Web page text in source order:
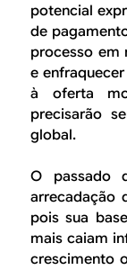
potencial
de
processo em
e
à oferta
precisarão
global.
O passado
arrecadação
pois sua
mais caiam
crescimento